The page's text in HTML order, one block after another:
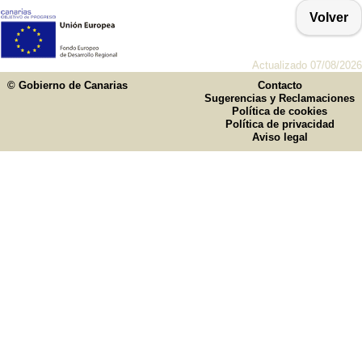
Volver
Actualizado 07/08/2026
© Gobierno de Canarias
Contacto
Sugerencias y Reclamaciones
Política de cookies
Política de privacidad
Aviso legal